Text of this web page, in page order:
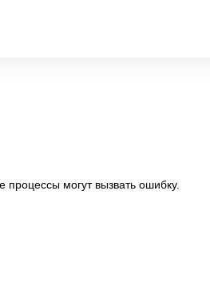
процессы могут вызвать ошибку.